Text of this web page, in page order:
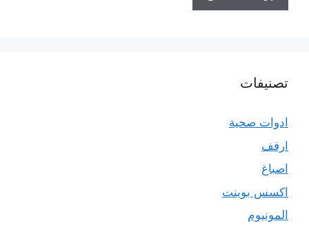
تصنيفات
ادوات صحية
ارفف
اصباغ
اكسس بوينت
المونيوم